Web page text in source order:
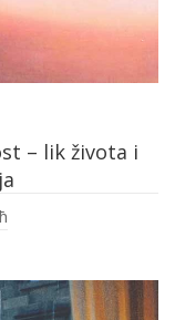
– lik života i